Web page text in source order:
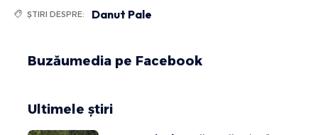
ȘTIRI DESPRE: Danut Pale
Buzăumedia pe Facebook
Ultimele știri